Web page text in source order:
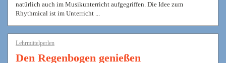
natürlich auch im Musikunterricht aufgegriffen. Die Idee zum
Rhythmical ist im Unterricht ...
Lehrmittelperlen
Den Regenbogen genießen